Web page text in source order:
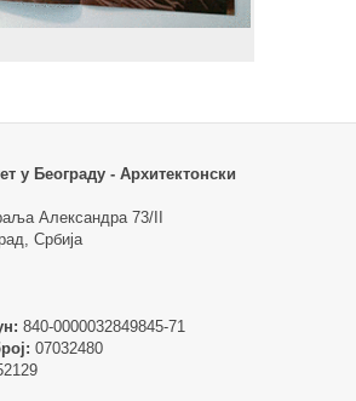
у Београду - Архитектонски
Александра 73/II
Србија
840-0000032849845-71
07032480